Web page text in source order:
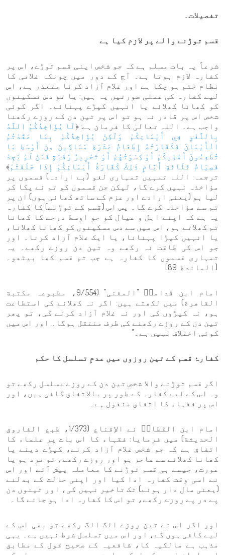
تفصیلات…
قسم توڑنے والے پر لازم کیا ہے
شرعاً یہ بات مسلم ہے کہ جو شخص اپنی قسم توڑے، اس پر
کفارہ لازم ہوتا ہے۔ آج کے دور میں چونکہ غلامی کا
نظام ختم ہو چکا ہے اور غلام آزاد کرنا متعذر ہے، اس
لیے کفارہ کی عملی صورتیں یہ ہیں: یا تو دس مسکینوں
کو کھانا کھلائے یا انہیں کپڑے پہنائے۔ اگر کوئی
شخص اس پر قادر نہ ہو تو اس پر تین دن کے روزے رکھنا
واجب ہے۔ اللہ تعالیٰ کا فرمان ہے: ﴿لَا يُؤَاخِذُكُمُ اللَّهُ
بِاللَّغْوِ فِي أَيْمَانِكُمْ وَلَكِنْ يُؤَاخِذُكُمْ بِمَا عَقَّدْتُمُ
الْأَيْمَانَ فَكَفَّارَتُهُ إِطْعَامُ عَشَرَةِ مَسَاكِينَ مِنْ أَوْسَطِ مَا
تُطْعِمُونَ أَهْلِيكُمْ أَوْ كِسْوَتُهُمْ أَوْ تَحْرِيرُ رَقَبَةٍ فَمَنْ لَمْ يَجِدْ
فَصِيَامُ ثَلَاثَةِ أَيَّامٍ ذَلِكَ كَفَّارَةُ أَيْمَانِكُمْ إِذَا حَلَفْتُمْ﴾
ترجمہ: اللہ تمہیں تمہاری لغو (بے ارادہ) قسموں پر
مؤاخذہ نہیں کرے گا، لیکن جن قسموں کو تم نے پکا کر
لیا ہو (یعنی ارادے اور عزم کے ساتھ کھائی ہوں) ان پر
تم سے مؤاخذہ کرے گا۔ پس اس (قسم کے توڑنے) کا کفارہ
یہ ہے کہ اپنے اہل و عیال کو جو اوسط درجے کا کھانا
تم کھلاتے ہو، اس میں سے دس مسکینوں کو کھانا کھلانا،
یا انہیں کپڑا پہنانا، یا ایک غلام آزاد کرنا۔ اور
جو اس کی طاقت نہ رکھے وہ تین دن روزے رکھے۔ یہ
تمہاری قسموں کا کفارہ ہے جب تم قسم کھا بیٹھو۔
[المائدة: 89]
امام ابن قدامہؒ "المغنی" (9/554، مطبوعہ مکتبة
القاهرة) میں لکھتے ہیں: اگر نہ کھلانے کی استطاعت
ہو، نہ کپڑوں کی اور نہ غلام آزاد کرنے کی، تو پھر
تین دن کے روزے رکھنے کی طرف منتقل ہوگا… اور اس میں
کوئی اختلاف نہیں ہے۔"
کفارۂ قسم کے تین روزوں میں عدمِ تسلسل کا حکم
اگر قسم توڑنے والا شخص تین دن کے روزے مسلسل رکھے تو
وہ اس کے لیے کفارہ کے طور پر بالاتفاق کافی ہیں، اور
اس پر فقہاء کا اتفاق منقول ہے۔
امام ابن القَطانؒ نے الإقناع (1/373، طبع الفاروق
الحديثة) میں فرمایا: فقہاء کا اس بات پر علماء کا
اتفاق ہے کہ جو شخص غلام آزاد کرنے، کپڑے دینے یا
کھانا کھلانے سے عاجز ہو اور روزے رکھے، تو مرد ہو یا
عورت، جیسے ہی قسم توڑنے کا معاملہ پیش آئے اور اس
نے اسی وقت کفارہ ادا کیا اور اپنی حالت کے بدلنے
(یعنی مال دار ہونے) تک تاخیر نہیں کی، اور تینوں دن
پے در پے روزے رکھے، تو اس کا کفارہ ادا ہو جائے گا۔
اور اگر اس نے تین روزے الگ الگ رکھے تو بھی اس کے
لیے کافی ہوں گے، اور اس میں تسلسل شرط نہیں ہے۔ یہی
مذہب ہے مالکیہ کا، شافعیہ کے صحیح قول کے مطابق